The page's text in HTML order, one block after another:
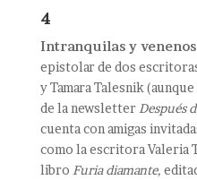
4
Intranquilas y
epistolar de dos
y Tamara Talesnik
de la newsletterDespués
cuenta con amigas
como la escritora Valeria
libro Furia diamante,